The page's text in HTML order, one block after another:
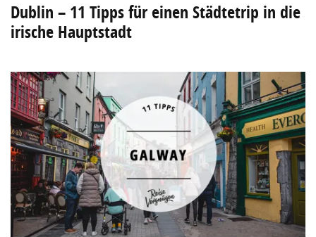
Dublin – 11 Tipps für einen Städtetrip in die
irische Hauptstadt